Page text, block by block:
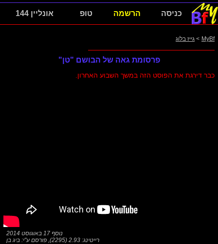
כניסה הרשמה טופ אונליין 144
MyBf
> גייז בלוג
פרסומת גאה של הבושם "טן"
כבר דירגת את הפוסט הזה במשך השבוע האחרון.
נוסף 17 באוגוסט 2014
רייטינג: 2.93 (2295)
, פורסם ע"י: ביג בן